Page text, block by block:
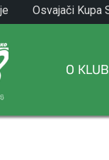
Osvajači Kupa
1982.
O